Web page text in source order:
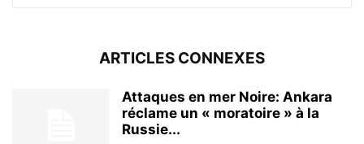
ARTICLES CONNEXES
Attaques en mer Noire: Ankara
réclame un « moratoire » à la
Russie...